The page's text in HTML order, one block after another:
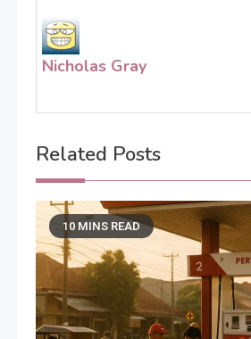
Nicholas Gray
Related Posts
10 MINS READ